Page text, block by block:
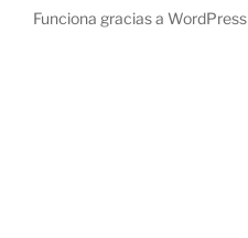
Funciona gracias a WordPress